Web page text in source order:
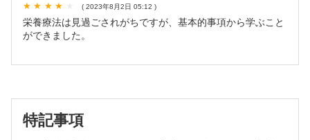
解く
第5回 心不全 ～心房細動の心電図診断～［杉山洋樹，森
田 宏］
見・早期対応～［大谷恭平］
( 2023年8月2日 05:12 )
栄養療法は見過ごされがちですが、基本的事項から学ぶこと
ができました。
特記事項